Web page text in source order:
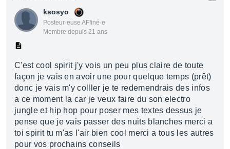
ksosyo
Posteur·euse AFfiné·e
Membre depuis 21 ans
C'est cool spirit j'y vois un peu plus claire de toute
façon je vais en avoir une pour quelque temps (prêt)
donc je vais m'y colller je te redemendrais des infos
a ce moment la car je veux faire du son electro
jungle et hip hop pour poser mes textes dessus je
pense que je vais passer des nuits blanches merci a
toi spirit tu m'as l'air bien cool merci a tous les autres
pour vos prochains conseils